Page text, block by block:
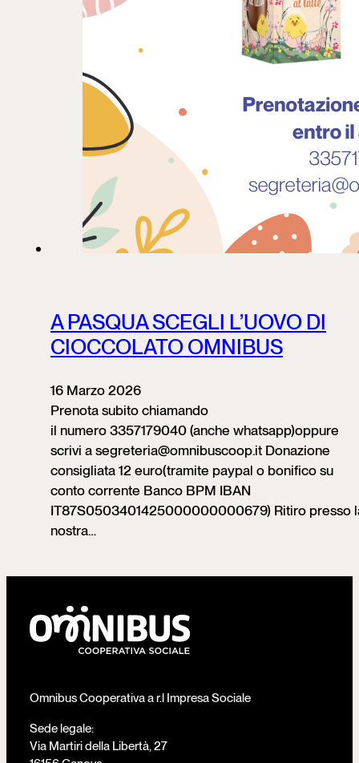
A PASQUA SCEGLI L’UOVO DI
CIOCCOLATO OMNIBUS
16 Marzo 2026
Prenota subito chiamando
il numero 3357179040 (anche whatsapp)​oppure ​
scrivi a segreteria@omnibuscoop.it Donazione
consigliata 12 euro(tramite paypal o bonifico su
conto corrente Banco BPM IBAN
IT87S0503401425000000000679) Ritiro presso
nostra…
Omnibus Cooperativa a r.l Impresa Sociale
Sede legale:
Via Martiri della Libertà, 27